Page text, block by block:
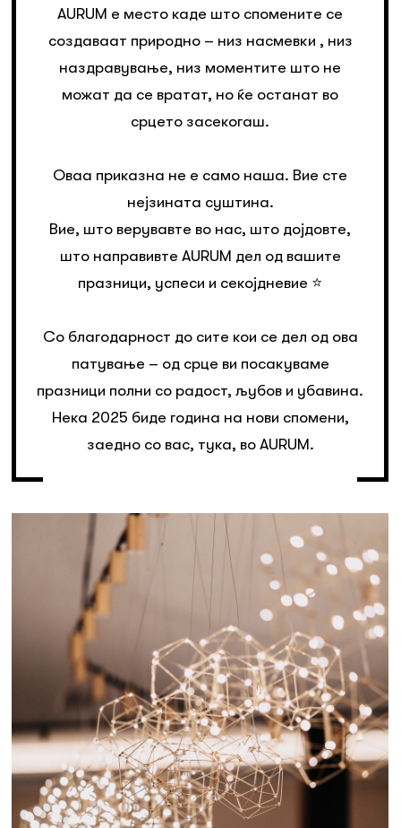
AURUM е место каде што спомените се
создаваат природно – низ насмевки , низ
наздравување, низ моментите што не
можат да се вратат, но ќе останат во
срцето засекогаш.
Оваа приказна не е само наша. Вие сте
нејзината суштина.
Вие, што верувавте во нас, што дојдовте,
што направивте AURUM дел од вашите
празници, успеси и секојдневие ⭐️
Со благодарност до сите кои се дел од ова
патување – од срце ви посакуваме
празници полни со радост, љубов и убавина.
Нека 2025 биде година на нови спомени,
заедно со вас, тука, во AURUM.